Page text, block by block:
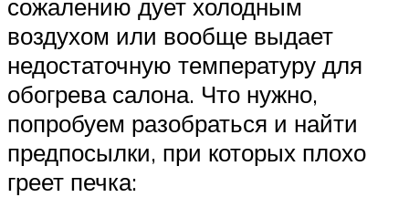
сожалению дует холодным
воздухом или вообще выдает
недостаточную температуру для
обогрева салона. Что нужно,
попробуем разобраться и найти
предпосылки, при которых плохо
греет печка: